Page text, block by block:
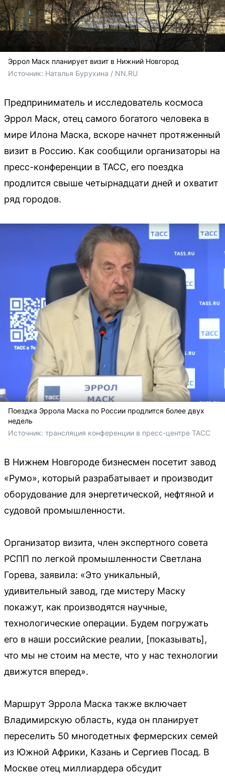
Эррол Маск планирует визит в Нижний Новгород
Источник: Наталья Бурухина / NN.RU
Предприниматель и исследователь космоса
Эррол Маск, отец самого богатого человека в
мире Илона Маска, вскоре начнет протяженный
визит в Россию. Как сообщили организаторы на
пресс-конференции в ТАСС, его поездка
продлится свыше четырнадцати дней и охватит
ряд городов.
Поездка Эррола Маска по России продлится более двух
недель
Источник: трансляция конференции в пресс-центре ТАСС
В Нижнем Новгороде бизнесмен посетит завод
«Румо», который разрабатывает и производит
оборудование для энергетической, нефтяной и
судовой промышленности.
Организатор визита, член экспертного совета
РСПП по легкой промышленности Светлана
Горева, заявила: «Это уникальный,
удивительный завод, где мистеру Маску
покажут, как производятся научные,
технологические операции. Будем погружать
его в наши российские реалии, [показывать],
что мы не стоим на месте, что у нас технологии
движутся вперед».
Маршрут Эррола Маска также включает
Владимирскую область, куда он планирует
переселить 50 многодетных фермерских семей
из Южной Африки, Казань и Сергиев Посад. В
Москве отец миллиардера обсудит